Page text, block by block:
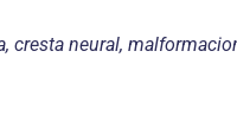
cresta neural,